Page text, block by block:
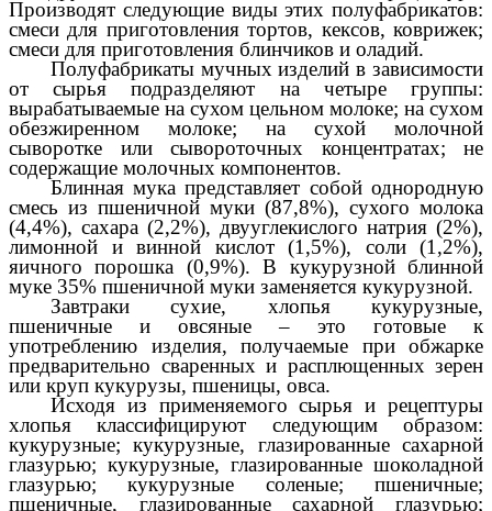
Производят следующие виды этих полуфабрикатов:
смеси для приготовления тортов, кексов, коврижек;
смеси для приготовления блинчиков и оладий.
Полуфабрикаты мучных изделий в зависимости
от сырья подразделяют на четыре группы:
вырабатываемые на сухом цельном молоке; на сухом
обезжиренном молоке; на сухой молочной
сыворотке или сывороточных концентратах; не
содержащие молочных компонентов.
Блинная мука представляет собой однородную
смесь из пшеничной муки (87,8%), сухого молока
(4,4%), сахара (2,2%), двууглекислого натрия (2%),
лимонной и винной кислот (1,5%), соли (1,2%),
яичного порошка (0,9%). В кукурузной блинной
муке 35% пшеничной муки заменяется кукурузной.
Завтраки сухие, хлопья кукурузные,
пшеничные и овсяные – это готовые к
употреблению изделия, получаемые при обжарке
предварительно сваренных и расплющенных зерен
или круп кукурузы, пшеницы, овса.
Исходя из применяемого сырья и рецептуры
хлопья классифицируют следующим образом:
кукурузные; кукурузные, глазированные сахарной
глазурью; кукурузные, глазированные шоколадной
глазурью; кукурузные соленые; пшеничные;
пшеничные, глазированные сахарной глазурью;